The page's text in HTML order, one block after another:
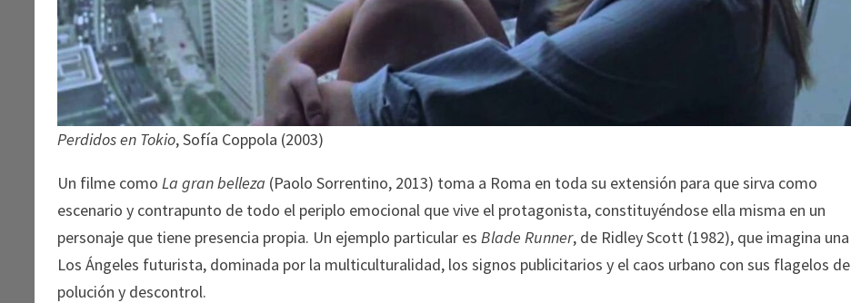
Perdidos en Tokio, Sofía Coppola (2003)
Un filme comoLa gran belleza (Paolo Sorrentino, 2013) toma a Roma en toda su extensión para que sirva como
escenario y contrapunto de todo el periplo emocional que vive el protagonista, constituyéndose ella misma en un
personaje que tiene presencia propia. Un ejemplo particular esBlade Runner, de Ridley Scott (1982), que imagina una
Los Ángeles futurista, dominada por la multiculturalidad, los signos publicitarios y el caos urbano con sus flagelos de
polución y descontrol.